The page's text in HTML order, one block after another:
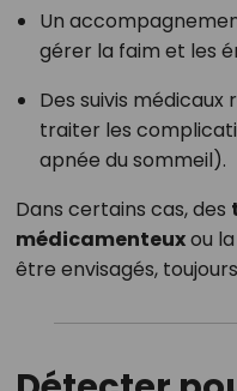
Un
gérer la faim et les
Des suivis
traiter les
apnée du sommeil).
Dans certains cas, des
médicamenteuxou
être envisagés,